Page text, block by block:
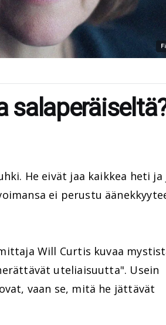
He eivät jaa kaikkea heti
ei perustu
Will Curtis kuvaa
uteliaisuutta". Usein
vaan se, mitä he jättävät